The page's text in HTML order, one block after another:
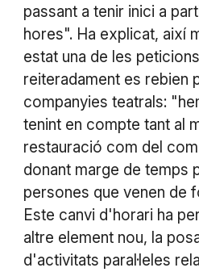
passant a tenir inici a
hores". Ha explicat, així
estat una de les
reiteradament es rebien
companyies teatrals:
tenint en compte tant al
restauració com del
donant marge de temps
persones que venen de
Este canvi d'horari ha
altre element nou, la
d'activitats paral·leles